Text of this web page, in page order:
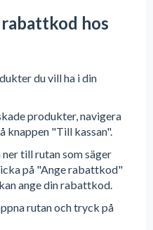
rabattkod hos
du vill ha i din
produkter, navigera
knappen "Till kassan".
till rutan som säger
på "Ange rabattkod"
ange din rabattkod.
rutan och tryck på